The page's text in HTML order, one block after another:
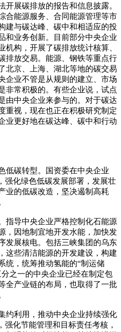
开展碳排放的报告和信息披露。
合能源服务、合同能源管理等市
建与碳达峰、碳中和相适应的投
和业务创新。目前部分中央企业
机构，开展了碳排放统计核算、
排放交易。能源、钢铁等重点行
北京、上海、湖北等地的碳交易
企业不管是从规则的建立、市场
非常积极的。有些企业说，试点
由中央企业来参与的。对于碳达
重视，现在也正在积极研究制定
业更好地在碳达峰、碳中和行动
低碳转型。国资委在中央企业
强化绿色低碳发展部署，发展壮
业的低碳改造，坚决遏制高耗
指导中央企业严格控制化石能源
，因地制宜地开发水能，加快发
发展核电。包括三峡集团的乌东
这些清洁能源的开发建设，构建
统，统筹推动氢能的“制运储
之一的中央企业已经在制定包
全产业链的布局，也取得了一批
约利用，推动中央企业持续强化
强化节能管理和目标责任考核，